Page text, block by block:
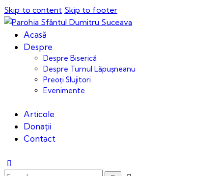
Skip to content Skip to footer
Acasă
Despre
Despre Biserică
Despre Turnul Lăpușneanu
Preoți Slujitori
Evenimente
Articole
Donații
Contact